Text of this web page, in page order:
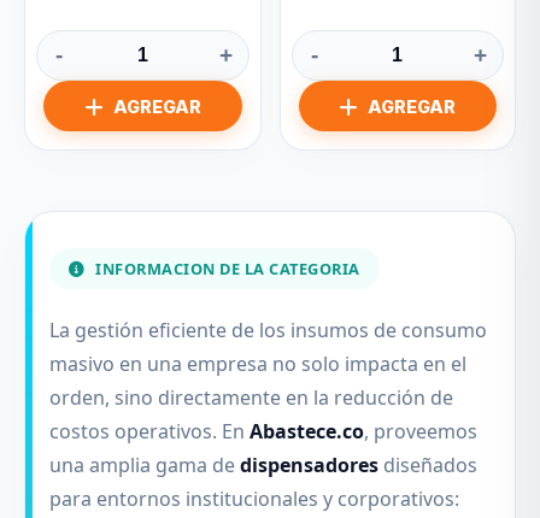
- + - +
INFORMACION DE LA CATEGORIA
La gestión eficiente de los insumos de consumo
masivo en una empresa no solo impacta en el
orden, sino directamente en la reducción de
costos operativos. En Abastece.co, proveemos
una amplia gama dedispensadores diseñados
para entornos institucionales y corporativos: